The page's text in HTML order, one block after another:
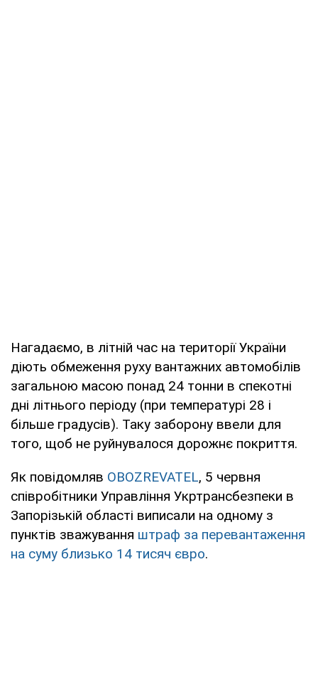
Нагадаємо, в літній час на території України
діють обмеження руху вантажних автомобілів
загальною масою понад 24 тонни в спекотні
дні літнього періоду (при температурі 28 і
більше градусів). Таку заборону ввели для
того, щоб не руйнувалося дорожнє покриття.
Як повідомляв OBOZREVATEL, 5 червня
співробітники Управління Укртрансбезпеки в
Запорізькій області виписали на одному з
пунктів зважування штраф за перевантаження
на суму близько 14 тисяч євро.